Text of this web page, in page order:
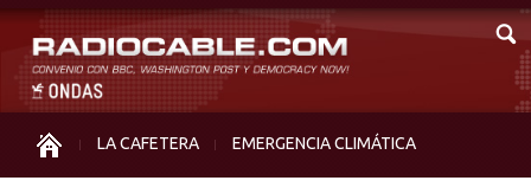
LA CAFETERA EMERGENCIA CLIMÁTICA